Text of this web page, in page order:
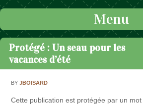
Menu
Passer au contenu
Protégé : Un seau pour les
vacances d’été
BYJBOISARD
Cette publication est protégée par un